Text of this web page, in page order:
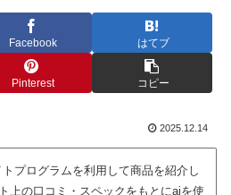
Facebook はてブ
Pinterest コピー
2025.12.14
プログラムを利用して商品を紹介し
上の口コミ・スペックをもとにaiを使